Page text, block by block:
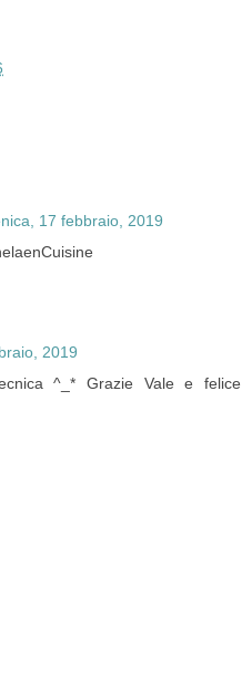
17 febbraio, 2019
2019
^_* Grazie Vale e felice